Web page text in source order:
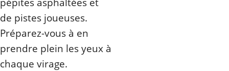
de pistes joueuses.
Préparez-vous à en
prendre plein les yeux à
chaque virage.